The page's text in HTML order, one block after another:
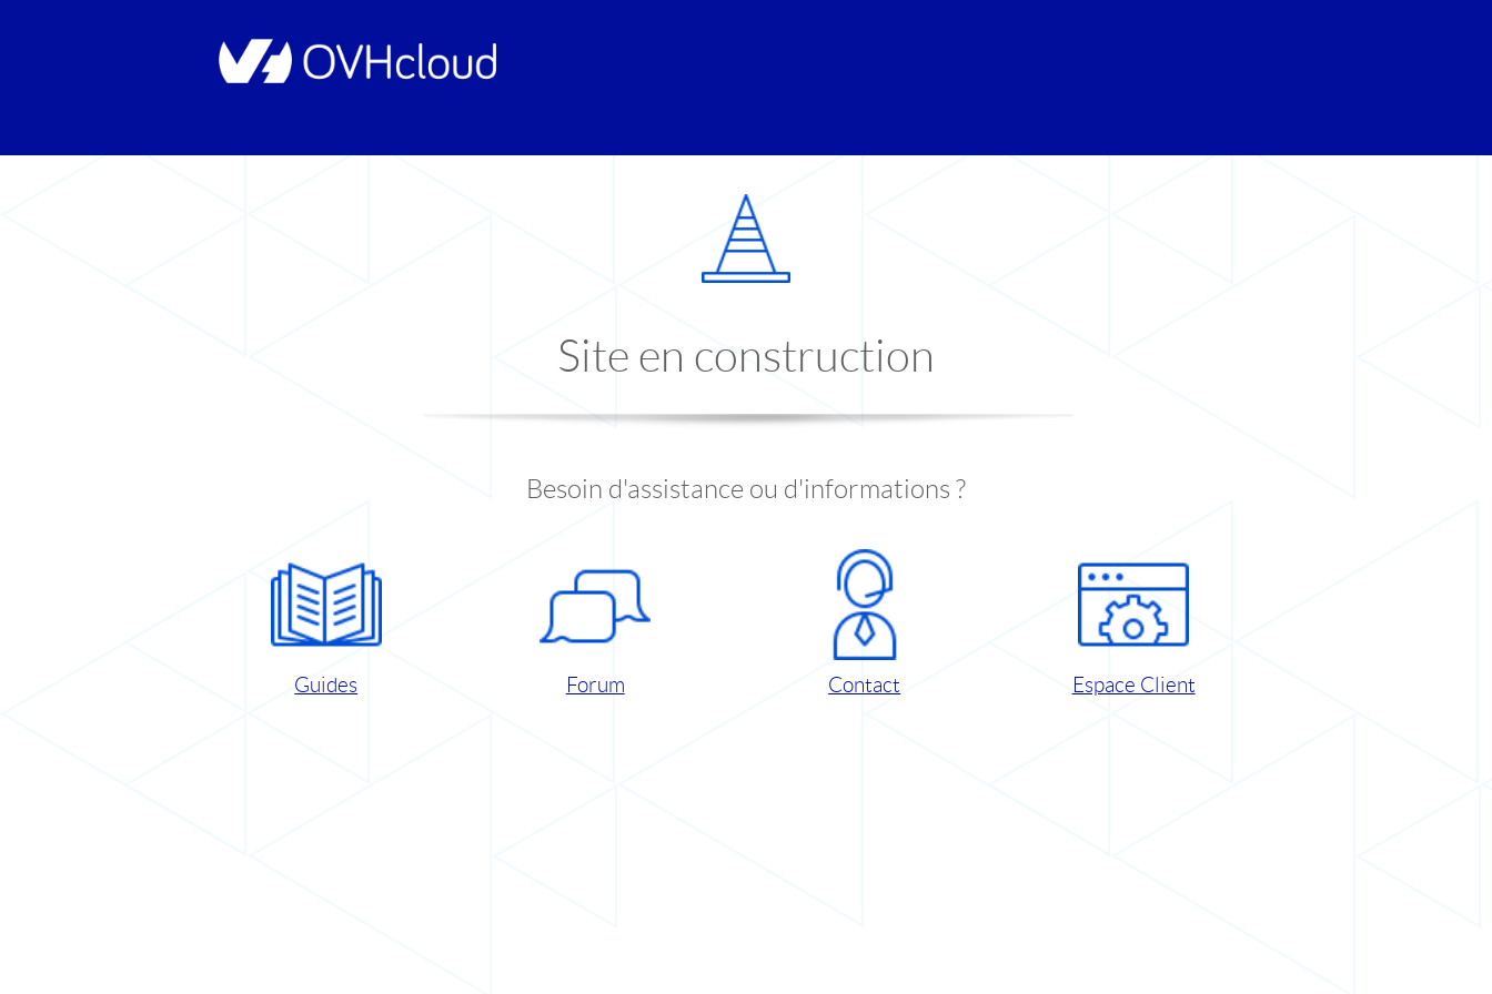
Site en construction
Besoin d'assistance ou d'informations ?
Guides Forum Contact Espace Client